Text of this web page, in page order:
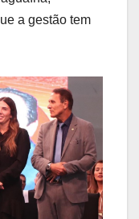
a gestão tem